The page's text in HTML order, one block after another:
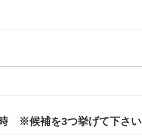
※候補を3つ挙げて下さい